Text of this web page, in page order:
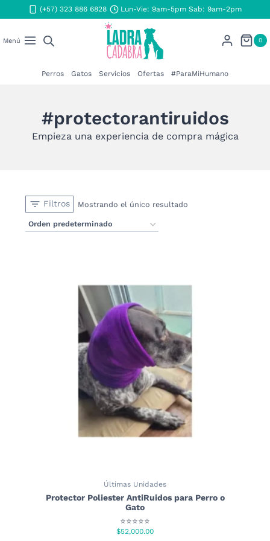
al
(+57) 323 886 6828 Lun-Vie: 9am-5pm Sab: 9am-2pm
Menú 0
Perros Gatos Servicios Ofertas #ParaMiHumano
#protectorantiruidos
Empieza una experiencia de compra mágica
Filtros Mostrando el único resultado
Últimas Unidades
Protector Poliester AntiRuidos para Perro o
Gato
⭐⭐⭐⭐⭐
$52,000.00